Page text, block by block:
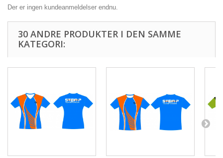
Der er ingen kundeanmeldelser endnu.
30 ANDRE PRODUKTER I DEN SAMME
KATEGORI: